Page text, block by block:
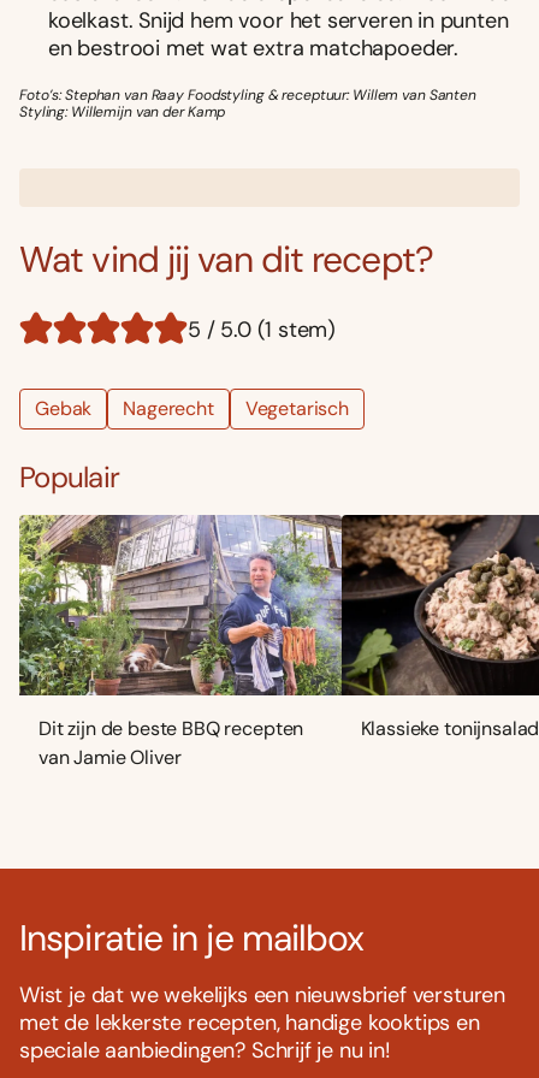
koelkast. Snijd hem voor het serveren in punten
en bestrooi met wat extra matchapoeder.
Foto’s: Stephan van Raay Foodstyling & receptuur: Willem van Santen
Styling: Willemijn van der Kamp
Wat vind jij van dit recept?
5 / 5.0 (1 stem)
Gebak Nagerecht Vegetarisch
Populair
Dit zijn de beste BBQ recepten
van Jamie Oliver
Klassieke
Inspiratie in je mailbox
Wist je dat we wekelijks een nieuwsbrief versturen
met de lekkerste recepten, handige kooktips en
speciale aanbiedingen? Schrijf je nu in!